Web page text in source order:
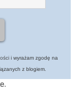
i wyrażam zgodę na
z blogiem.